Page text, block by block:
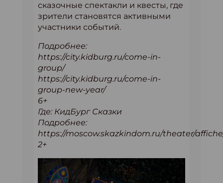
сказочные спектакли и квесты, где
зрители становятся активными
участники событий.
Подробнее:
https://city.kidburg.ru/come-in-
group/
https://city.kidburg.ru/come-in-
group-new-year/
6+
Где: КидБург Сказки
Подробнее:
https://moscow.skazkindom.ru/theater/
2+